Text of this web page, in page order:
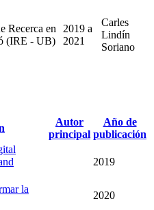
Recerca en
(IRE - UB)
2019 a
2021
Carles
Lindín
Soriano
Autor
principal
Año de
publicación
2019
la
2020